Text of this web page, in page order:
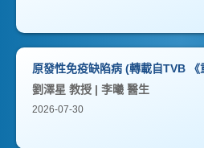
原發性免疫缺陷病 (轉載自TVB 《
劉澤星 教授 | 李曦 醫生
2026-07-30